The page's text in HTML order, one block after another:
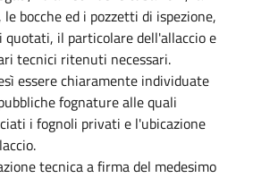
le bocche ed i pozzetti di ispezione,
il particolare dell'allaccio e
tecnici ritenuti necessari.
essere chiaramente individuate
fognature alle quali
i fognoli privati e l'ubicazione
tecnica a firma del medesimo